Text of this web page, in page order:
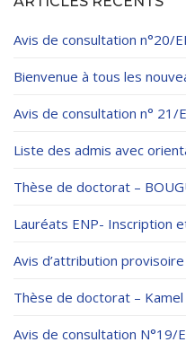
Imprimés
Avis de consultation n°20/
Bienvenue à tous les
Avis de consultation n° 21/
Liste des admis avec
Thèse de doctorat –
Lauréats ENP- Inscription
Avis d’attribution provisoire
Thèse de doctorat – Kamel
Avis de consultation N°19/